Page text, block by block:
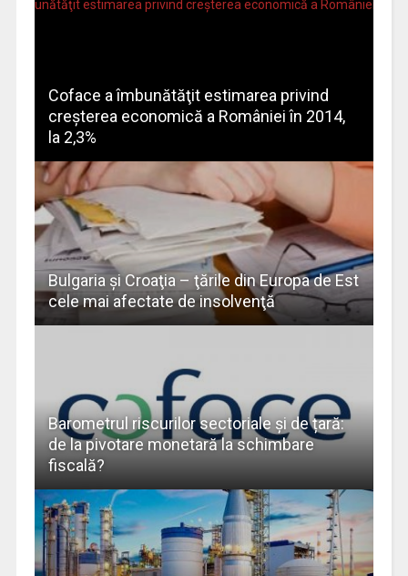
Coface a îmbunătăţit estimarea privind
creşterea economică a României în 2014,
la 2,3%
Bulgaria şi Croaţia – ţările din Europa de Est
cele mai afectate de insolvenţă
Barometrul riscurilor sectoriale și de țară:
de la pivotare monetară la schimbare
fiscală?